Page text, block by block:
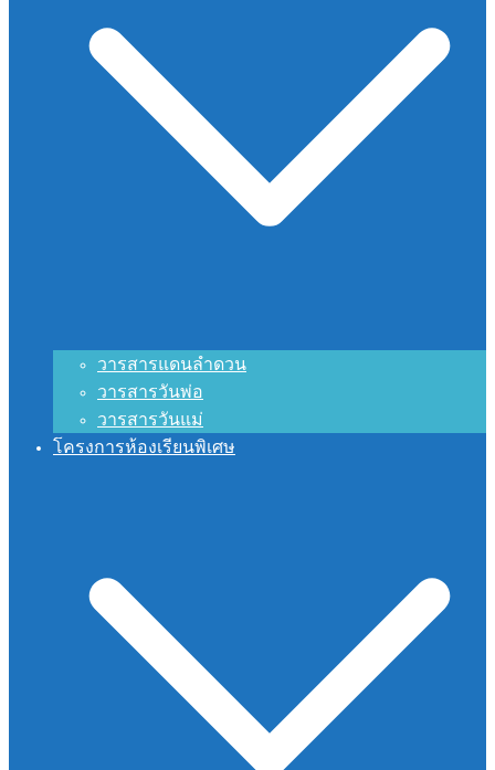
วารสารแดนลำดวน
วารสารวันพ่อ
วารสารวันแม่
โครงการห้องเรียนพิเศษ